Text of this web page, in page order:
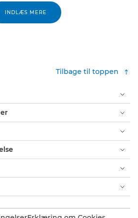
INDLÆS MERE
Tilbage til toppen